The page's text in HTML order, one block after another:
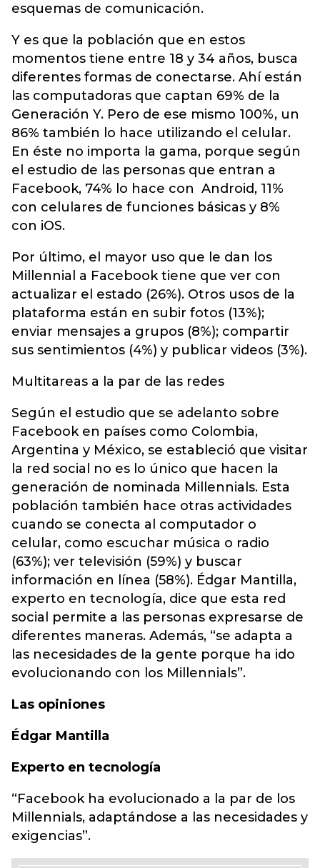
esquemas de comunicación.
Y es que la población que en estos
momentos tiene entre 18 y 34 años, busca
diferentes formas de conectarse. Ahí están
las computadoras que captan 69% de la
Generación Y. Pero de ese mismo 100%, un
86% también lo hace utilizando el celular.
En éste no importa la gama, porque según
el estudio de las personas que entran a
Facebook, 74% lo hace con Android, 11%
con celulares de funciones básicas y 8%
con iOS.
Por último, el mayor uso que le dan los
Millennial a Facebook tiene que ver con
actualizar el estado (26%). Otros usos de la
plataforma están en subir fotos (13%);
enviar mensajes a grupos (8%); compartir
sus sentimientos (4%) y publicar videos (3%).
Multitareas a la par de las redes
Según el estudio que se adelanto sobre
Facebook en países como Colombia,
Argentina y México, se estableció que visitar
la red social no es lo único que hacen la
generación de nominada Millennials. Esta
población también hace otras actividades
cuando se conecta al computador o
celular, como escuchar música o radio
(63%); ver televisión (59%) y buscar
información en línea (58%). Édgar Mantilla,
experto en tecnología, dice que esta red
social permite a las personas expresarse de
diferentes maneras. Además, “se adapta a
las necesidades de la gente porque ha ido
evolucionando con los Millennials”.
Las opiniones
Édgar Mantilla
Experto en tecnología
“Facebook ha evolucionado a la par de los
Millennials, adaptándose a las necesidades y
exigencias”.